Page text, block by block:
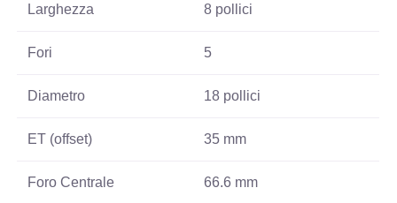
Larghezza 8 pollici
Fori 5
Diametro 18 pollici
ET (offset) 35 mm
Foro Centrale 66.6 mm